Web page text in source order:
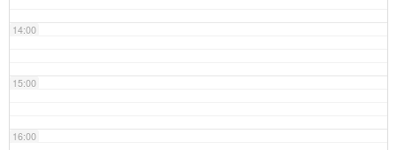
14:00
15:00
16:00